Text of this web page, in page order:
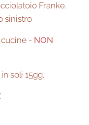
Franke.
sinistro
- NON
soli 15gg.